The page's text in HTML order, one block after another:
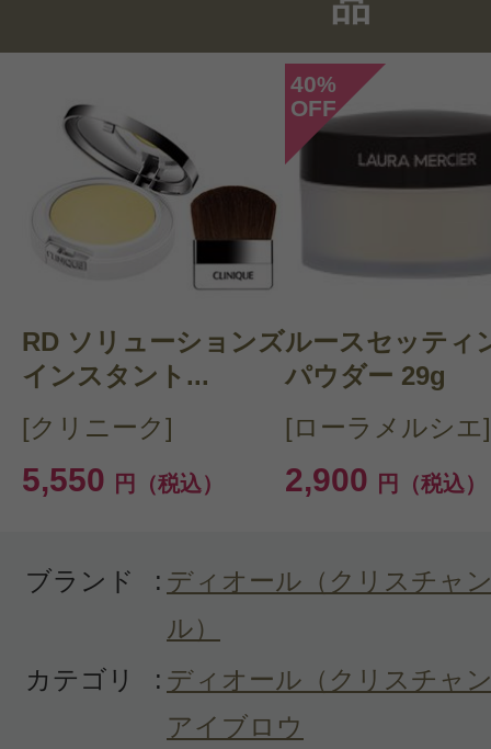
このコスメのレビューを書いて
クチコミを投稿する
CT 会員様は、マイページの「購
らクチコミ投稿すると1 商品に
ントプレゼント！
RD ソリューションズ
インスタント...
[クリニーク]
5,550 円（税込）
40%
OFF
ルースセッティ
パウダー 29g
[ローラメルシエ]
2,900 円（税込）
ブランド : ディオール（クリスチャ
ル）
カテゴリ
: ディオール（クリスチャ
アイブロウ